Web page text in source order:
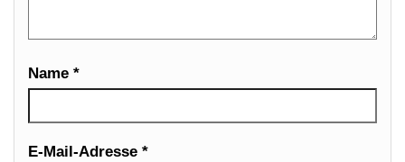
Name *
E-Mail-Adresse *